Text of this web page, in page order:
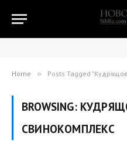
Home » Posts Tagged
BROWSING:
СВИНОКОМПЛЕКС